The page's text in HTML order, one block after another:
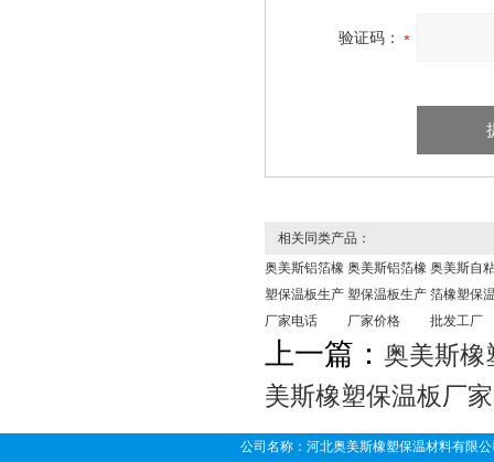
验证码：
相关同类产品：
奥美斯铝箔橡
塑保温板生产
厂家电话
奥美斯铝箔橡
塑保温板生产
厂家价格
奥美斯自
箔橡塑保
批发工厂
上一篇： 奥美斯橡
美斯橡塑保温板厂家
公司名称：河北奥美斯橡塑保温材料有